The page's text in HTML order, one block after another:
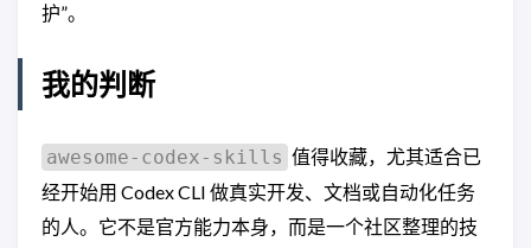
护”。
我的判断
awesome-codex-skills 值得收藏，尤其适合已
经开始用 Codex CLI 做真实开发、文档或自动化任务
的人。它不是官方能力本身，而是一个社区整理的技